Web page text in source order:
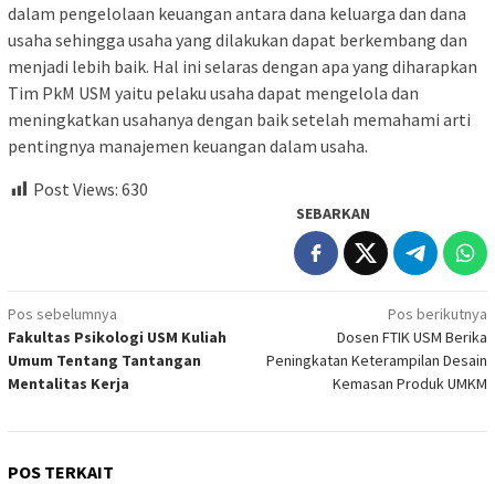
dalam pengelolaan keuangan antara dana keluarga dan dana
usaha sehingga usaha yang dilakukan dapat berkembang dan
menjadi lebih baik. Hal ini selaras dengan apa yang diharapkan
Tim PkM USM yaitu pelaku usaha dapat mengelola dan
meningkatkan usahanya dengan baik setelah memahami arti
pentingnya manajemen keuangan dalam usaha.
Post Views: 630
SEBARKAN
Navigasi
pos
Pos sebelumnya
Fakultas Psikologi USM Kuliah
Umum Tentang Tantangan
Mentalitas Kerja
Pos berikutnya
Dosen FTIK USM Berika
Peningkatan Keterampilan Desain
Kemasan Produk UMKM
POS TERKAIT